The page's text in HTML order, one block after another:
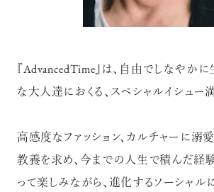
感覚で味わうニュ
超絶技巧が生み出
『AdvancedTime』は、自由でしなやかに
な大人達におくる、スペシャルイシュー
高感度なファッション、カルチャーに溺
教養を求め、今までの人生で積んだ経
って楽しみながら、進化するソーシャル